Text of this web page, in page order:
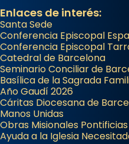
Enlaces de interés:
Santa Sede
Conferencia Episcopal
Conferencia Episcopal
Catedral de Barcelona
Seminario Conciliar de
Basílica de la Sagrada
Año Gaudí 2026
Cáritas Diocesana de
Manos Unidas
Obras Misionales Pontificias
Ayuda a la Iglesia